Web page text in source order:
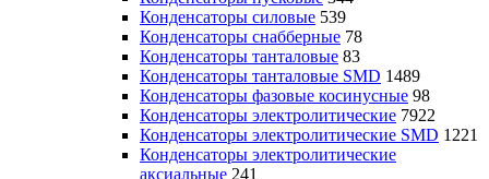
Конденсаторы силовые 539
Конденсаторы снабберные 78
Конденсаторы танталовые 83
Конденсаторы танталовые SMD 1489
Конденсаторы фазовые косинусные 98
Конденсаторы электролитические 7922
Конденсаторы электролитические SMD 1221
Конденсаторы электролитические
аксиальные 241